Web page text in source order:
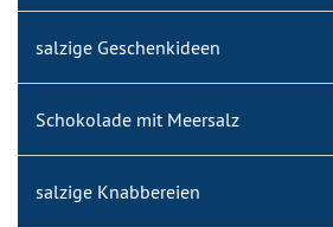
salzige Geschenkideen
Schokolade mit Meersalz
salzige Knabbereien